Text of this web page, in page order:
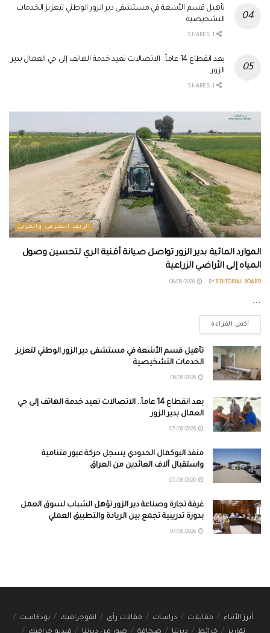
تأهيل قسم الأشعة في مستشفى دير الزور الوطني لتعزيز الخدمات
التشخيصية
بعد انقطاع 14 عاماً.. الاتصالات تعيد خدمة الهاتف إلى حي العمال بدير
الزور
الريف الشرقي والغربي
الموارد المائية بدير الزور تواصل صيانة أقنية الري لتحسين وصول
المياه إلى الأراضي الزراعية
BY EDITORIAL BOARD
...
أكمل القراءة
تأهيل قسم الأشعة في مستشفى دير الزور الوطني لتعزيز
الخدمات التشخيصية
بعد انقطاع 14 عاماً.. الاتصالات تعيد خدمة الهاتف إلى حي
العمال بدير الزور
منفذ البوكمال الحدودي يسجل حركة عبور متنامية
واستقبال آلاف العائدين من العراق
غرفة تجارة وصناعة دير الزور تؤهل الشباب لسوق العمل
بدورة تدريبية تجمع بين الريادة والتطبيق العملي
أبرز الأنباء مقابلات دراسات مقالات رأي انفوجرافيك
بودكاست